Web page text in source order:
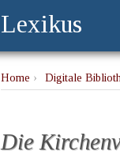
Lexikus
Home › Digitale
Die